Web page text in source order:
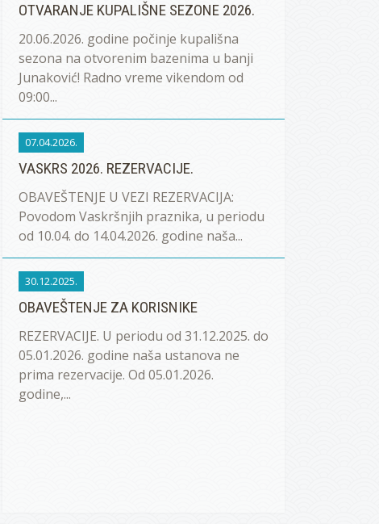
OTVARANJE KUPALIŠNE SEZONE 2026.
20.06.2026. godine počinje kupališna
sezona na otvorenim bazenima u banji
Junaković! Radno vreme vikendom od
09:00...
07.04.2026.
VASKRS 2026. REZERVACIJE.
OBAVEŠTENJE U VEZI REZERVACIJA:
Povodom Vaskršnjih praznika, u periodu
od 10.04. do 14.04.2026. godine naša...
30.12.2025.
OBAVEŠTENJE ZA KORISNIKE
REZERVACIJE. U periodu od 31.12.2025. do
05.01.2026. godine naša ustanova ne
prima rezervacije. Od 05.01.2026.
godine,...